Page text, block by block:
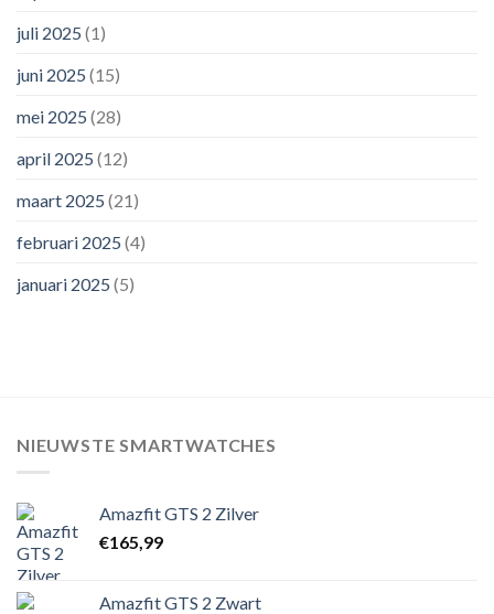
juli 2025 (1)
juni 2025 (15)
mei 2025 (28)
april 2025 (12)
maart 2025 (21)
februari 2025 (4)
januari 2025 (5)
NIEUWSTE SMARTWATCHES
Amazfit GTS 2 Zilver
€165,99
Amazfit GTS 2 Zwart